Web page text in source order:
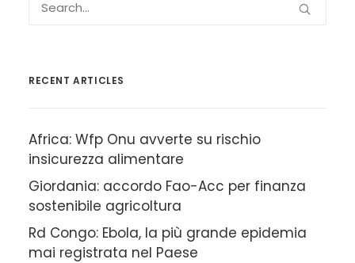
RECENT ARTICLES
Africa: Wfp Onu avverte su rischio
insicurezza alimentare
Giordania: accordo Fao-Acc per finanza
sostenibile agricoltura
Rd Congo: Ebola, la più grande epidemia
mai registrata nel Paese